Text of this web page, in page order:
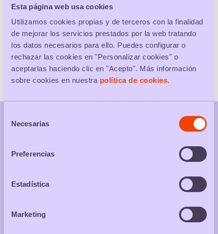
Esta página web usa cookies
Utilizamos cookies propias y de terceros con la finalidad
de mejorar los servicios prestados por la web tratando
los datos necesarios para ello. Puedes configurar o
rechazar las cookies en "Personalizar cookies" o
aceptarlas haciendo clic en "Acepto". Más información
sobre cookies en nuestra política de cookies.
Necesarias
Preferencias
Estadística
Marketing
TODOS LOS PACKS
Packs de productos
Compra en packs y aprovecha sus ventajas, descuentos o regalos
Instagram